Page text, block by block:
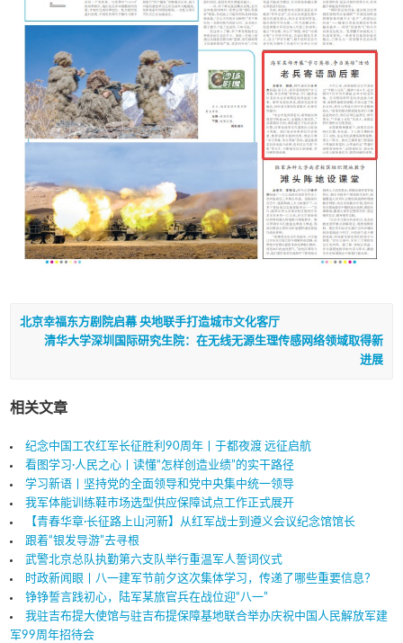
北京幸福东方剧院启幕 央地联手打造城市文化客厅
清华大学深圳国际研究生院：在无线无源生理传感网络领域取得新
进展
相关文章
纪念中国工农红军长征胜利90周年丨于都夜渡 远征启航
看图学习·人民之心丨读懂“怎样创造业绩”的实干路径
学习新语丨坚持党的全面领导和党中央集中统一领导
我军体能训练鞋市场选型供应保障试点工作正式展开
【青春华章·长征路上山河新】从红军战士到遵义会议纪念馆馆长
跟着“银发导游”去寻根
武警北京总队执勤第六支队举行重温军人誓词仪式
时政新闻眼丨八一建军节前夕这次集体学习，传递了哪些重要信息？
铮铮誓言践初心，陆军某旅官兵在战位迎“八一”
我驻吉布提大使馆与驻吉布提保障基地联合举办庆祝中国人民解放军建
军99周年招待会